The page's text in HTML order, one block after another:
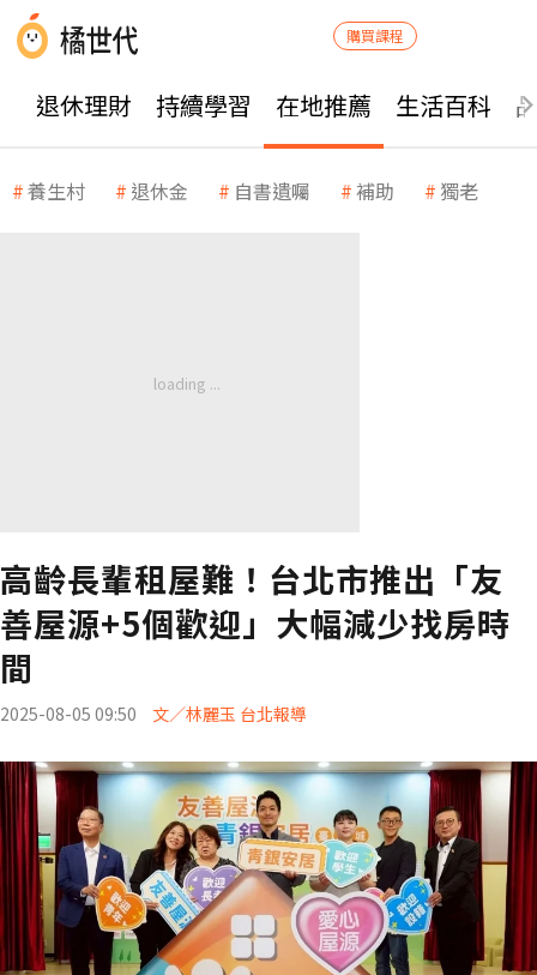
購買課程
退休理財 持續學習 在地推薦 生活百科
養生村 退休金 自書遺囑 補助 獨老
高齡長輩租屋難！台北市推出「友
善屋源+5個歡迎」大幅減少找房時
間
2025-08-05 09:50 文／林麗玉 台北報導